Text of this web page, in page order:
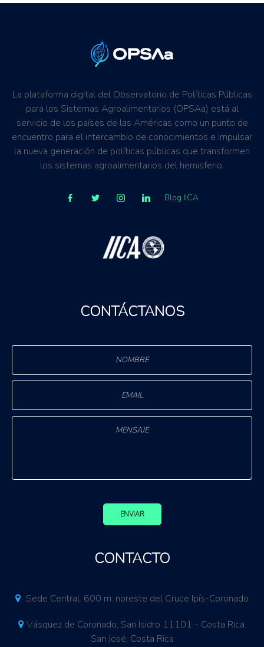
La plataforma digital del Observatorio de Políticas Públicas
para los Sistemas Agroalimentarios (OPSAa) está al
servicio de los países de las Américas como un punto de
encuentro para el intercambio de conocimientos e impulsar
la nueva generación de políticas públicas que transformen
los sistemas agroalimentarios del hemisferio.
Blog IICA
CONTÁCTANOS
ENVIAR
CONTACTO
Sede Central. 600 m. noreste del Cruce Ipís-Coronado
Vásquez de Coronado, San Isidro 11101 - Costa Rica.
San José, Costa Rica